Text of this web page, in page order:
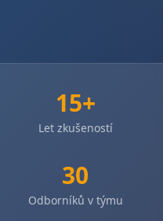
15+
Let zkušeností
30
Odborníků v týmu